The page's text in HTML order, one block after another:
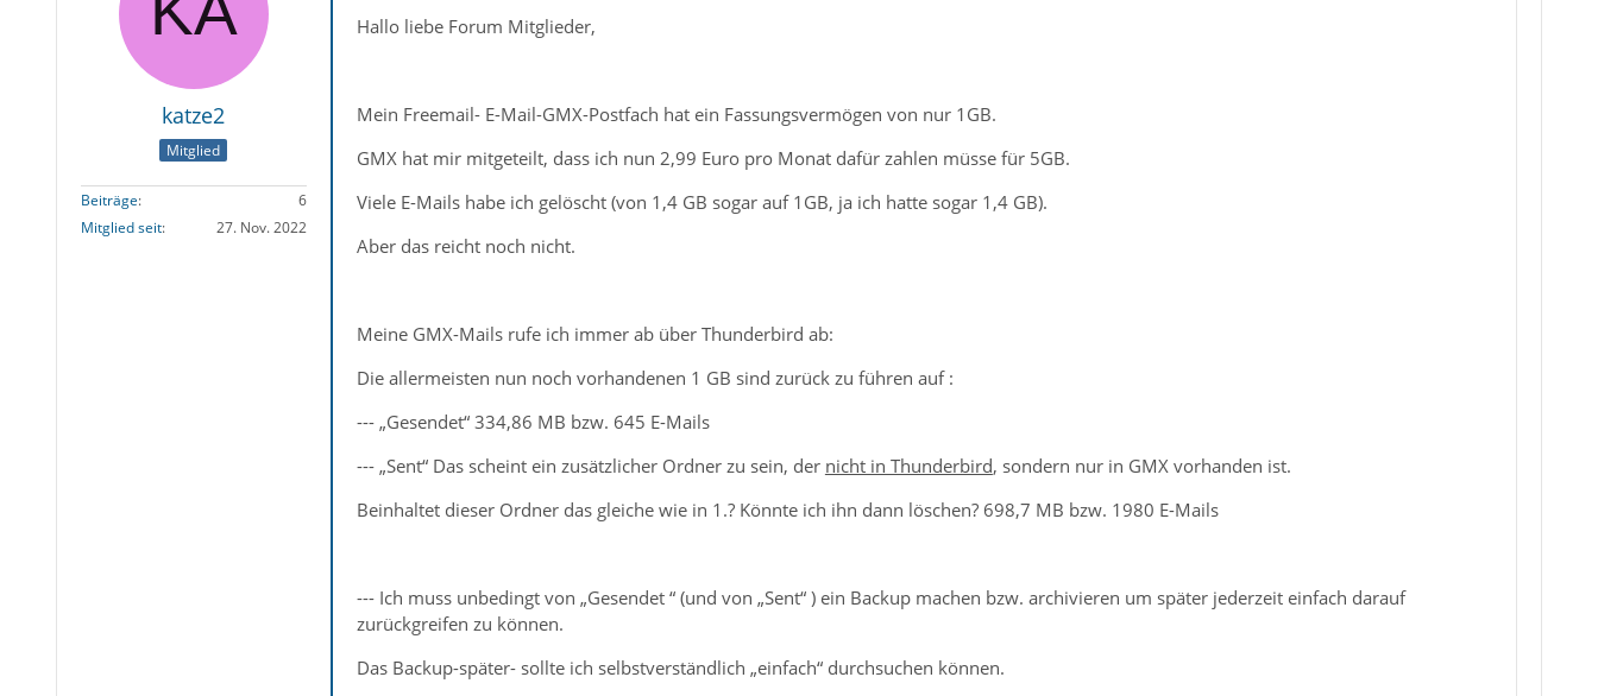
katze2
Mitglied
Beiträge
6
Mitglied seit
27. Nov. 2022
Hallo liebe Forum Mitglieder,
Mein Freemail- E-Mail-GMX-Postfach hat ein Fassungsvermögen von nur 1GB.
GMX hat mir mitgeteilt, dass ich nun 2,99 Euro pro Monat dafür zahlen müsse für 5GB.
Viele E-Mails habe ich gelöscht (von 1,4 GB sogar auf 1GB, ja ich hatte sogar 1,4 GB).
Aber das reicht noch nicht.
Meine GMX-Mails rufe ich immer ab über Thunderbird ab:
Die allermeisten nun noch vorhandenen 1 GB sind zurück zu führen auf :
--- „Gesendet“ 334,86 MB bzw. 645 E-Mails
--- „Sent“ Das scheint ein zusätzlicher Ordner zu sein, der nicht in Thunderbird, sondern nur in GMX vorhanden ist.
Beinhaltet dieser Ordner das gleiche wie in 1.? Könnte ich ihn dann löschen? 698,7 MB bzw. 1980 E-Mails
--- Ich muss unbedingt von „Gesendet “ (und von „Sent“ ) ein Backup machen bzw. archivieren um später jederzeit einfach darauf
zurückgreifen zu können.
Das Backup-später- sollte ich selbstverständlich „einfach“ durchsuchen können.